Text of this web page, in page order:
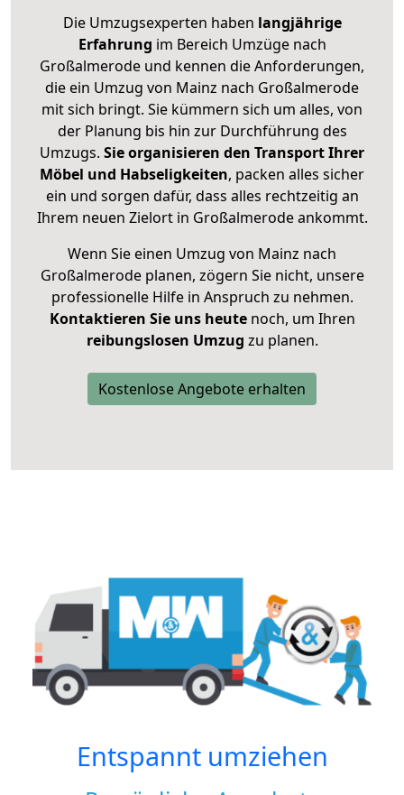
Die Umzugsexperten haben langjährige
Erfahrung im Bereich Umzüge nach
Großalmerode und kennen die Anforderungen,
die ein Umzug von Mainz nach Großalmerode
mit sich bringt. Sie kümmern sich um alles, von
der Planung bis hin zur Durchführung des
Umzugs. Sie organisieren den Transport Ihrer
Möbel und Habseligkeiten, packen alles sicher
ein und sorgen dafür, dass alles rechtzeitig an
Ihrem neuen Zielort in Großalmerode ankommt.
Wenn Sie einen Umzug von Mainz nach
Großalmerode planen, zögern Sie nicht, unsere
professionelle Hilfe in Anspruch zu nehmen.
Kontaktieren Sie uns heutenoch, um Ihren
reibungslosen Umzug zu planen.
Kostenlose Angebote erhalten
Entspannt umziehen